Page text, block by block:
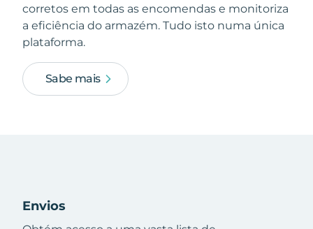
corretos em todas as encomendas e monitoriza
a eficiência do armazém. Tudo isto numa única
plataforma.
Sabe mais
Envios